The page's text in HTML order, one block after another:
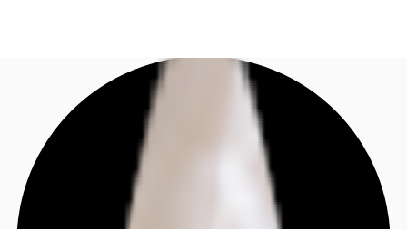
Investieren
Marktinformationen
Jetzt anrufen Kontaktieren Sie uns